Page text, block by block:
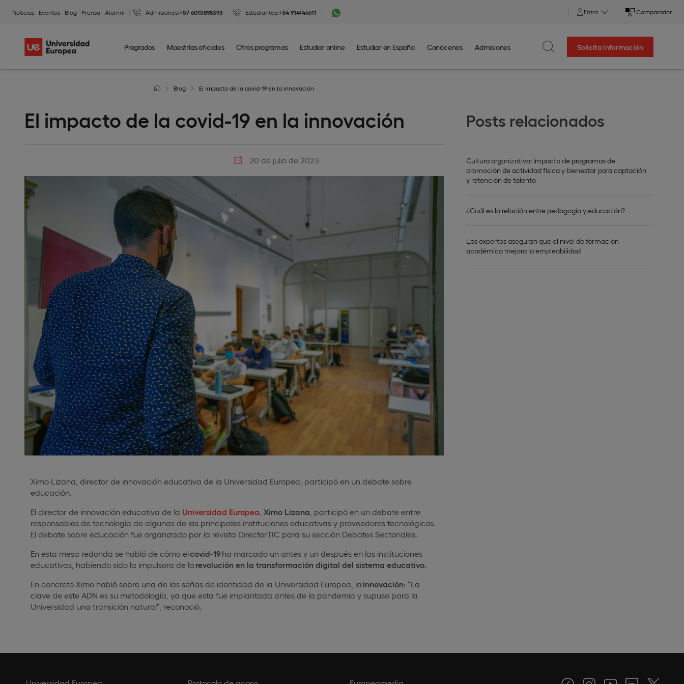
Noticias Eventos Blog Prensa Alumni Admisiones:+57 6015898393 Estudiantes:+34 914146611 Entra Comparador
Pregrados Maestrías oficiales Otros programas Estudiar online Estudiar en España Conócenos Admisiones Solicita información
Posts relacionados
Cultura organizativa: Impacto de programas de
promoción de actividad física y bienestar para captación
y retención de talento
¿Cuál es la relación entre pedagogía y educación?
Los expertos aseguran que el nivel de formación
académica mejora la empleabilidad
Blog El impacto de la covid-19 en la innovación
El impacto de la covid-19 en la innovación
20 de julio de 2023
Ximo Lizana, director de innovación educativa de la Universidad Europea, participó en un debate sobre
educación.
El director de innovación educativa de la Universidad Europea Ximo Lizana , participó en un debate entre
responsables de tecnología de algunas de las principales instituciones educativas y proveedores tecnológicos.
El debate sobre educación fue organizado por la revista DirectorTIC para su sección Debates Sectoriales.
En esta mesa redonda se habló de cómo elcovid-19 ha marcado un antes y un después en las instituciones
educativas, habiendo sido la impulsora de la revolución en la transformación digital del sistema educativo.
En concreto Ximo habló sobre una de las señas de identidad de la Universidad Europea, la innovación: “La
clave de este ADN es su metodología, ya que esta fue implantada antes de la pandemia y supuso para la
Universidad una transición natural”, reconoció.